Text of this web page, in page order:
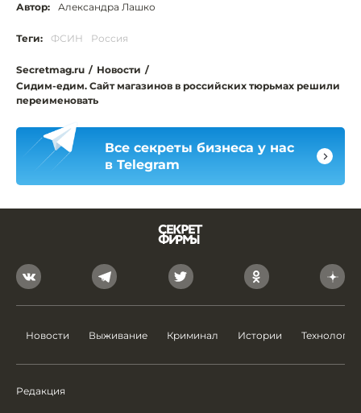
Автор: Александра Лашко
Теги: ФСИН Россия
Secretmag.ru / Новости /
Сидим-едим. Сайт магазинов в российских тюрьмах решили
переименовать
Все секреты бизнеса у нас
в Telegram
Новости Выживание Криминал Истории Технологии
Редакция